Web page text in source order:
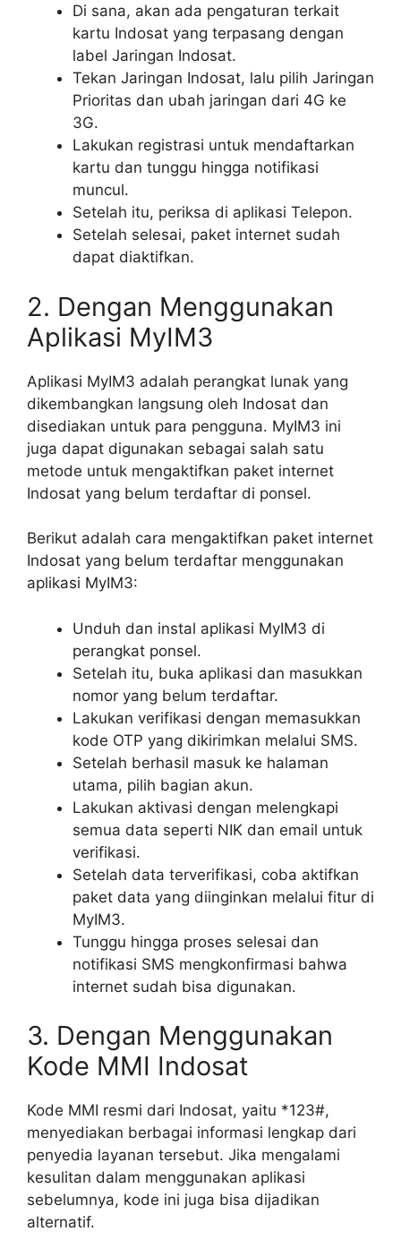
Di sana, akan ada pengaturan terkait
kartu Indosat yang terpasang dengan
label Jaringan Indosat.
Tekan Jaringan Indosat, lalu pilih Jaringan
Prioritas dan ubah jaringan dari 4G ke
3G.
Lakukan registrasi untuk mendaftarkan
kartu dan tunggu hingga notifikasi
muncul.
Setelah itu, periksa di aplikasi Telepon.
Setelah selesai, paket internet sudah
dapat diaktifkan.
2. Dengan Menggunakan
Aplikasi MyIM3
Aplikasi MyIM3 adalah perangkat lunak yang
dikembangkan langsung oleh Indosat dan
disediakan untuk para pengguna. MyIM3 ini
juga dapat digunakan sebagai salah satu
metode untuk mengaktifkan paket internet
Indosat yang belum terdaftar di ponsel.
Berikut adalah cara mengaktifkan paket internet
Indosat yang belum terdaftar menggunakan
aplikasi MyIM3:
Unduh dan instal aplikasi MyIM3 di
perangkat ponsel.
Setelah itu, buka aplikasi dan masukkan
nomor yang belum terdaftar.
Lakukan verifikasi dengan memasukkan
kode OTP yang dikirimkan melalui SMS.
Setelah berhasil masuk ke halaman
utama, pilih bagian akun.
Lakukan aktivasi dengan melengkapi
semua data seperti NIK dan email untuk
verifikasi.
Setelah data terverifikasi, coba aktifkan
paket data yang diinginkan melalui fitur di
MyIM3.
Tunggu hingga proses selesai dan
notifikasi SMS mengkonfirmasi bahwa
internet sudah bisa digunakan.
3. Dengan Menggunakan
Kode MMI Indosat
Kode MMI resmi dari Indosat, yaitu *123#,
menyediakan berbagai informasi lengkap dari
penyedia layanan tersebut. Jika mengalami
kesulitan dalam menggunakan aplikasi
sebelumnya, kode ini juga bisa dijadikan
alternatif.